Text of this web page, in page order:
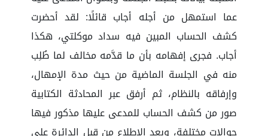
عما استمهل من أجله أجاب قائلًا: لقد أحضرت
كشف الحساب المبين فيه سداد موكلتي، هكذا
أجاب. فجرى إفهامه بأن ما قدَّمه مخالف لما طُلِب
منه في الجلسة الماضية من حيث مدة الإمهال،
وإرفاقه بالنظام، ثم أرفق عبر المحادثة الكتابية
صور من كشف الحساب للمدعى عليها مذكور فيها
حوالات مختلفة، وبعد الاطلاع من قبل الدائرة على